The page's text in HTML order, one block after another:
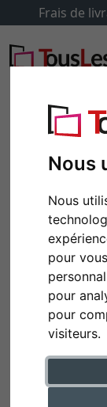
Nous
Nous
pour
pour
pour
visiteurs.
Frais de
Retour